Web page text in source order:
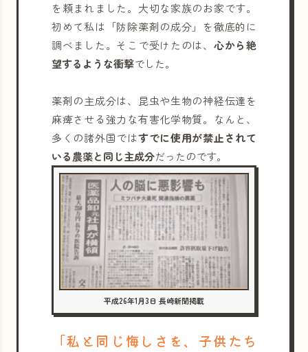
を頼まれました。大切な家族のお家です。
初めて私は「防除薬剤の成分」を徹底的に
調べました。そこで受けたのは、 心から絶
望するような衝撃でした。
薬剤の主成分は、昆虫や生物の神経伝達を
麻痺させる強力な有害化学物質。なんと、
多くの諸外国ではすでに使用が禁止されて
いる農薬と同じ主成分だったのです。
平成26年1月3日 長崎新聞掲載
「私と同じ悔しさを、子供たち